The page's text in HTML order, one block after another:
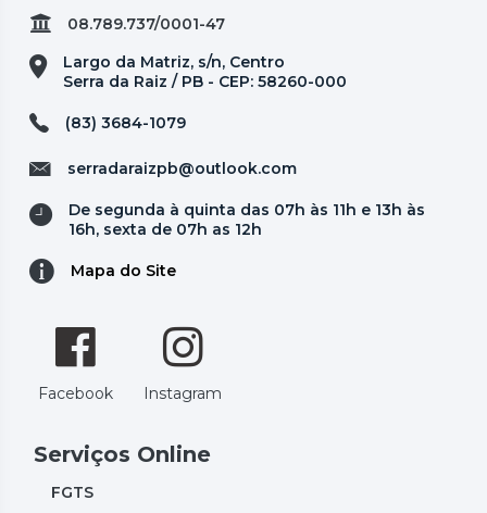
08.789.737/0001-47
Largo da Matriz, s/n, Centro
Serra da Raiz / PB - CEP: 58260-000
(83) 3684-1079
serradaraizpb@outlook.com
De segunda à quinta das 07h às 11h e 13h às
16h, sexta de 07h as 12h
Mapa do Site
Facebook Instagram
Serviços Online
FGTS